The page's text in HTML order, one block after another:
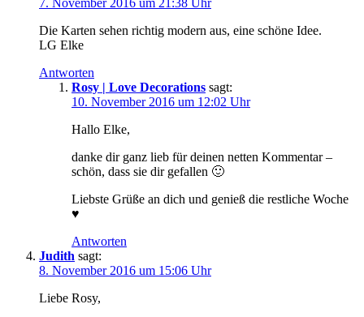
Die Karten sehen richtig modern aus, eine schöne Idee.
LG Elke
Antworten
Rosy | Love Decorations sagt:
10. November 2016 um 12:02 Uhr
Hallo Elke,
danke dir ganz lieb für deinen netten Kommentar –
schön, dass sie dir gefallen 🙂
Liebste Grüße an dich und genieß die restliche Woche
♥
Antworten
Judith sagt:
8. November 2016 um 15:06 Uhr
Liebe Rosy,